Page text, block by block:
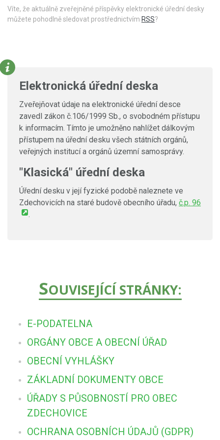
Víte, že aktuálně zveřejněné příspěvky elektronické úřední desky
můžete pohodlně sledovat prostřednictvím RSS?
Elektronická úřední deska
Zveřejňovat údaje na elektronické úřední desce
zavedl zákon č.106/1999 Sb., o svobodném přístupu
k informacím. Tímto je umožněno nahlížet dálkovým
přístupem na úřední desku všech státních orgánů,
veřejných institucí a orgánů územní samosprávy.
"Klasická" úřední deska
Úřední desku v její fyzické podobě naleznete ve
Zdechovicích na staré budově obecního úřadu, č.p. 96
.
SOUVISEJÍCÍ STRÁNKY:
E-PODATELNA
ORGÁNY OBCE A OBECNÍ ÚŘAD
OBECNÍ VYHLÁŠKY
ZÁKLADNÍ DOKUMENTY OBCE
ÚŘADY S PŮSOBNOSTÍ PRO OBEC
ZDECHOVICE
OCHRANA OSOBNÍCH ÚDAJŮ (GDPR)